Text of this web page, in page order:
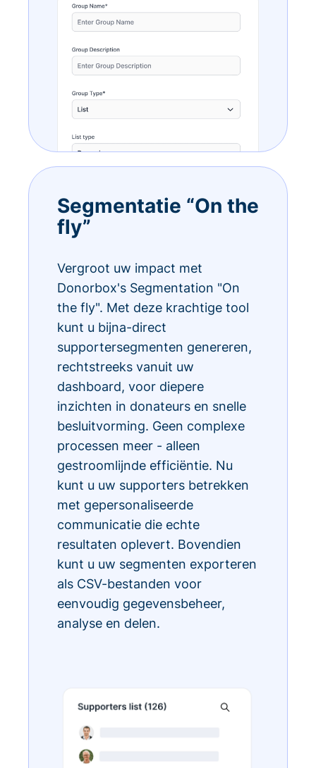
Segmentatie “On the
fly”
Vergroot uw impact met
Donorbox's Segmentation "On
the fly". Met deze krachtige tool
kunt u bijna-direct
supportersegmenten genereren,
rechtstreeks vanuit uw
dashboard, voor diepere
inzichten in donateurs en snelle
besluitvorming. Geen complexe
processen meer - alleen
gestroomlijnde efficiëntie. Nu
kunt u uw supporters betrekken
met gepersonaliseerde
communicatie die echte
resultaten oplevert. Bovendien
kunt u uw segmenten exporteren
als CSV-bestanden voor
eenvoudig gegevensbeheer,
analyse en delen.